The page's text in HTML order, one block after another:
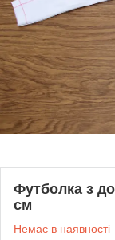
Футболка з
см
Немає в наявності